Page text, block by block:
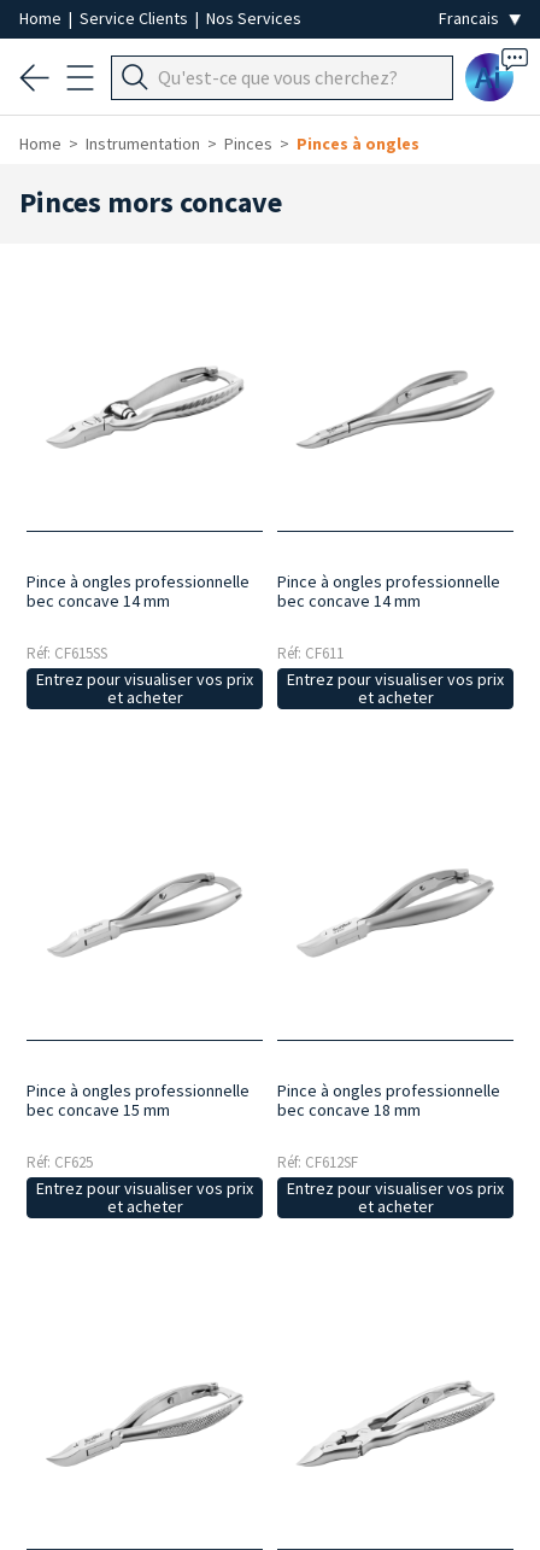
Home | Service Clients | Nos Services
Ai
Home Instrumentation Pinces Pinces à ongles
Pinces mors concave
Pince à ongles professionnelle
bec concave 14 mm
Réf: CF615SS
Entrez pour visualiser vos prix
et acheter
Pince à ongles professionnelle
bec concave 14 mm
Réf: CF611
Entrez pour visualiser vos prix
et acheter
Pince à ongles professionnelle
bec concave 15 mm
Réf: CF625
Entrez pour visualiser vos prix
et acheter
Pince à ongles professionnelle
bec concave 18 mm
Réf: CF612SF
Entrez pour visualiser vos prix
et acheter